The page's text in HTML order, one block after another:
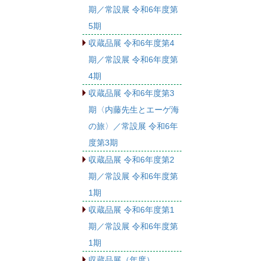
期／常設展 令和6年度第
5期
収蔵品展 令和6年度第4
期／常設展 令和6年度第
4期
収蔵品展 令和6年度第3
期〈内藤先生とエーゲ海
の旅〉／常設展 令和6年
度第3期
収蔵品展 令和6年度第2
期／常設展 令和6年度第
1期
収蔵品展 令和6年度第1
期／常設展 令和6年度第
1期